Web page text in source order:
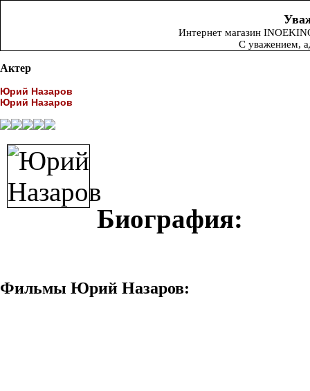
Интернет магазин
С уважением,
Актер
Юрий Назаров
Юрий Назаров
Биография:
Фильмы Юрий Назаров: